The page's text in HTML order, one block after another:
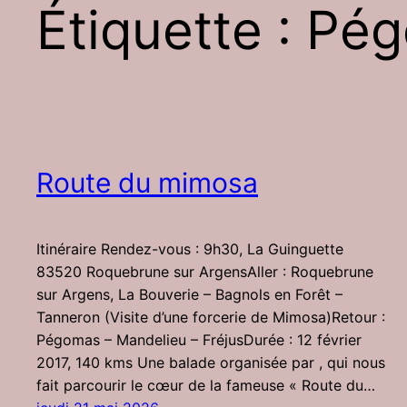
Étiquette :
Route du mimosa
Itinéraire Rendez-vous : 9h30, La Guinguette
83520 Roquebrune sur ArgensAller : Roquebrune
sur Argens, La Bouverie – Bagnols en Forêt –
Tanneron (Visite d’une forcerie de Mimosa)Retour :
Pégomas – Mandelieu – FréjusDurée : 12 février
2017, 140 kms Une balade organisée par , qui nous
fait parcourir le cœur de la fameuse « Route du…